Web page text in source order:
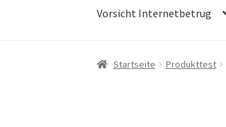
Vorsicht Internetbetrug
Startseite Produkttest